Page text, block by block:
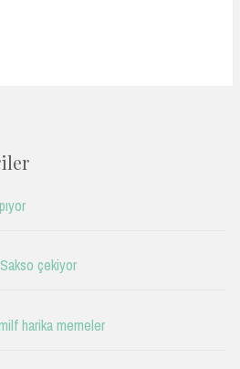
Sakso çekiyor
harika memeler